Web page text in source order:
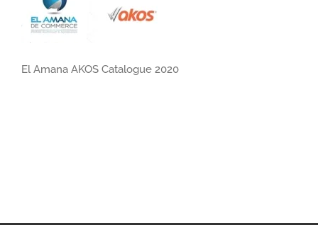
El Amana AKOS Catalogue 2020